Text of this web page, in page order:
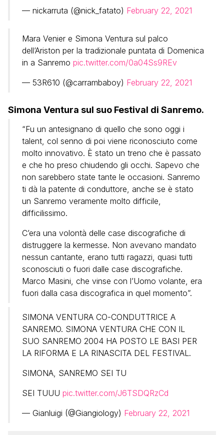
— nickarruta (@nick_fatato) February 22, 2021
Mara Venier e Simona Ventura sul palco
dell’Ariston per la tradizionale puntata di Domenica
in a Sanremo pic.twitter.com/0a04Ss9REv
— 53R610 (@carrambaboy) February 22, 2021
Simona Ventura sul suo Festival di Sanremo.
“Fu un antesignano di quello che sono oggi i
talent, col senno di poi viene riconosciuto come
molto innovativo. È stato un treno che è passato
e che ho preso chiudendo gli occhi. Sapevo che
non sarebbero state tante le occasioni. Sanremo
ti dà la patente di conduttore, anche se è stato
un Sanremo veramente molto difficile,
difficilissimo.
C’era una volontà delle case discografiche di
distruggere la kermesse. Non avevano mandato
nessun cantante, erano tutti ragazzi, quasi tutti
sconosciuti o fuori dalle case discografiche.
Marco Masini, che vinse con l’Uomo volante, era
fuori dalla casa discografica in quel momento”.
SIMONA VENTURA CO-CONDUTTRICE A
SANREMO. SIMONA VENTURA CHE CON IL
SUO SANREMO 2004 HA POSTO LE BASI PER
LA RIFORMA E LA RINASCITA DEL FESTIVAL.
SIMONA, SANREMO SEI TU
SEI TUUU pic.twitter.com/J6TSDQRzCd
— Gianluigi (@Giangiology) February 22, 2021